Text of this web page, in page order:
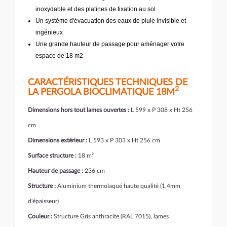
inoxydable et des platines de fixation au sol
Un système d'évacuation des eaux de pluie invisible et
ingénieux
Une grande hauteur de passage pour aménager votre
espace de 18 m2
CARACTÉRISTIQUES TECHNIQUES DE
LA PERGOLA BIOCLIMATIQUE 18M 2
Dimensions hors tout lames ouvertes : L 599 x P 308 x Ht 256
cm
Dimensions extérieur : L 593 x P 303 x Ht 256 cm
Surface structure : 18 m²
Hauteur de passage : 236 cm
Structure : Aluminium thermolaqué haute qualité (1,4mm
d'épaisseur)
Couleur : Structure Gris anthracite (RAL 7015), lames